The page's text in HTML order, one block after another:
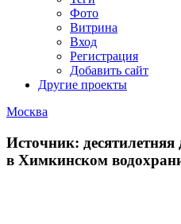
Фото
Витрина
Вход
Регистрация
Добавить сайт
Другие проекты
Москва
Источник: десятилетняя
в Химкинском